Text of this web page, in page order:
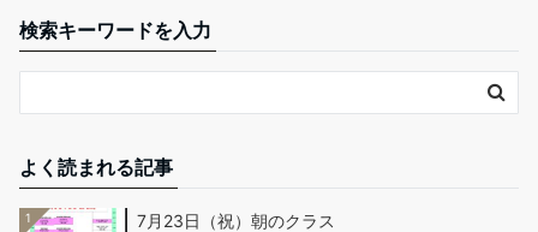
検索キーワードを入力
よく読まれる記事
1 7月23日（祝）朝のクラス